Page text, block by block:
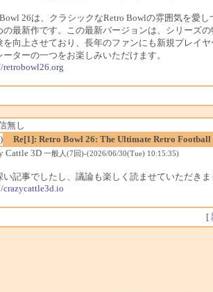
26は、クラシックなRetro Bowlの雰囲気を愛
の最新作です。この最新バージョンは、シリーズ
を向上させており、長年のファンにも新規プレイ
ーターの一つをお楽しみいただけます。
retrobowl26.org
無し
Re[1]: Retro Bowl 26: The Ultimate Retro Football
Cattle 3D 一般人(7回)-(2026/06/30(Tue) 10:15:35)
い記事でしたし、議論も楽しく読ませていただき
crazycattle3d.io
[